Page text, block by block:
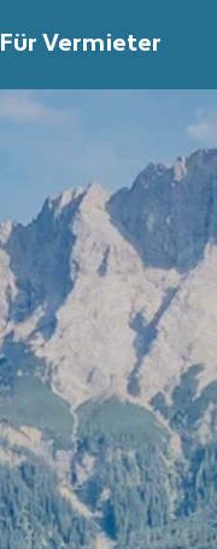
Für Vermieter